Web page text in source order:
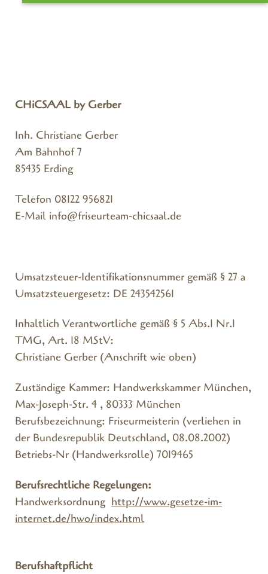
CHiCSAAL by Gerber
Inh. Christiane Gerber
Am Bahnhof 7
85435 Erding
Telefon 08122 956821
E-Mail info@friseurteam-chicsaal.de
Umsatzsteuer-Identifikationsnummer gemäß § 27 a
Umsatzsteuergesetz: DE 243542561
Inhaltlich Verantwortliche gemäß § 5 Abs.1 Nr.1
TMG, Art. 18 MStV:
Christiane Gerber (Anschrift wie oben)
Zuständige Kammer: Handwerkskammer München,
Max-Joseph-Str. 4 , 80333 München
Berufsbezeichnung: Friseurmeisterin (verliehen in
der Bundesrepublik Deutschland, 08.08.2002)
Betriebs-Nr (Handwerksrolle) 7019465
Berufsrechtliche Regelungen:
Handwerksordnung http://www.gesetze-im-
internet.de/hwo/index.html
Berufshaftpflicht